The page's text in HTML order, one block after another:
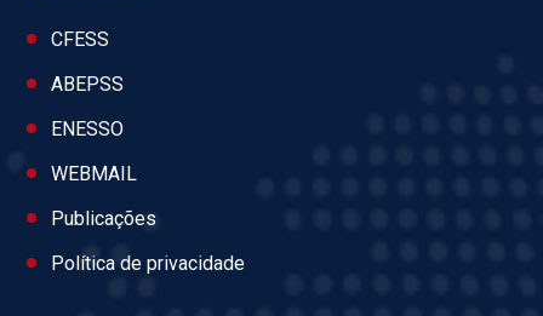
CFESS
ABEPSS
ENESSO
WEBMAIL
Publicações
Política de privacidade